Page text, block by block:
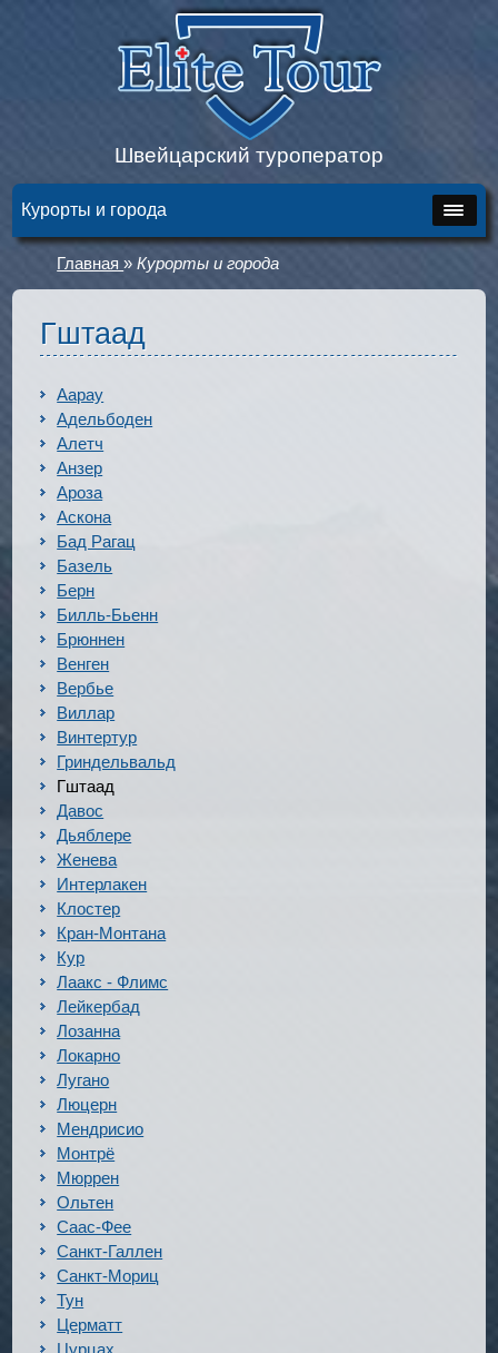
Швейцарский туроператор
Курорты и города
Главная»Курорты и города
Гштаад
Аарау
Адельбоден
Алетч
Анзер
Ароза
Аскона
Бад Рагац
Базель
Берн
Билль-Бьенн
Брюннен
Венген
Вербье
Виллар
Винтертур
Гриндельвальд
Гштаад
Давос
Дьяблере
Женева
Интерлакен
Клостер
Кран-Монтана
Кур
Лаакс - Флимс
Лейкербад
Лозанна
Локарно
Лугано
Люцерн
Мендрисио
Монтрё
Мюррен
Ольтен
Саас-Фее
Санкт-Галлен
Санкт-Мориц
Тун
Церматт
Цурцах